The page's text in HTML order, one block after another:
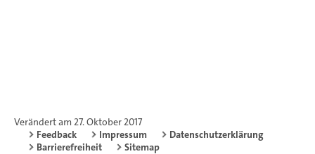
Verändert am 27. Oktober 2017
Feedback
Impressum
Datenschutzerklärung
Barrierefreiheit
Sitemap